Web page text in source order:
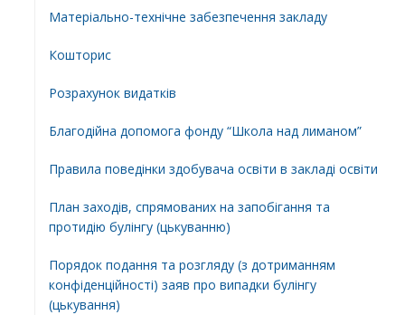
Матеріально-технічне забезпечення закладу
Кошторис
Розрахунок видатків
Благодійна допомога фонду “Школа над лиманом”
Правила поведінки здобувача освіти в закладі освіти
План заходів, спрямованих на запобігання та
протидію булінгу (цькуванню)
Порядок подання та розгляду (з дотриманням
конфіденційності) заяв про випадки булінгу
(цькування)